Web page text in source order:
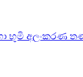
භූමි අලංකරණ